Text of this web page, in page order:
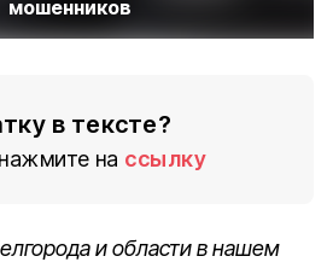
мошенников
в тексте?
на ссылку
и области в нашем